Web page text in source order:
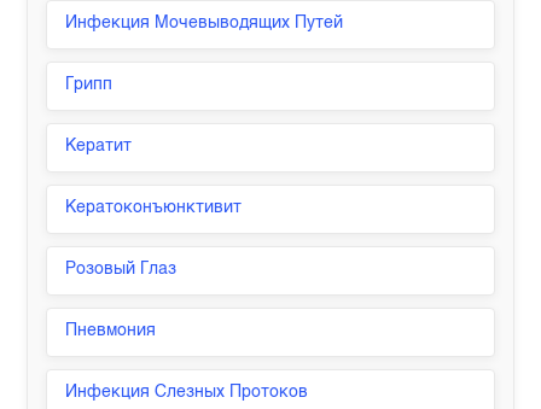
Инфекция Мочевыводящих Путей
Грипп
Кератит
Кератоконъюнктивит
Розовый Глаз
Пневмония
Инфекция Слезных Протоков